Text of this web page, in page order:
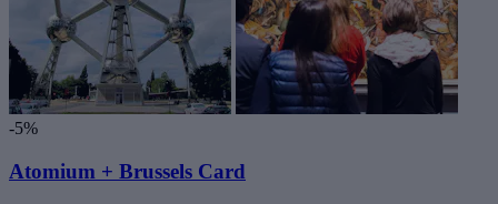
-5%
Atomium + Brussels Card